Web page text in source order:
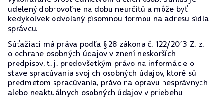
udelený dobrovoľne na dobu neurčitú a môže byť
kedykoľvek odvolaný písomnou formou na adresu sídla
správcu.
Súťažiaci má práva podľa § 28 zákona č. 122/2013 Z. z.
o ochrane osobných údajov v znení neskorších
predpisov, t. j. predovšetkým právo na informácie o
stave spracúvania svojich osobných údajov, ktoré sú
predmetom spracúvania, právo na opravu nesprávnych
alebo neaktuálnych osobných údajov v priebehu